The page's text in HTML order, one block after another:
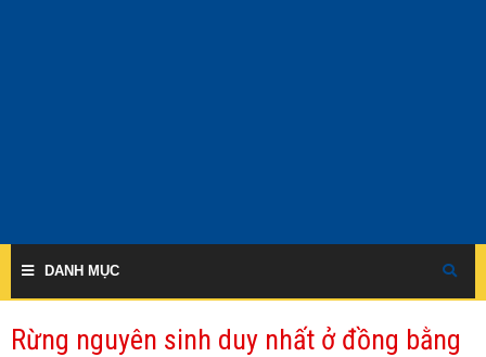
DANH MỤC
Rừng nguyên sinh duy nhất ở đồng bằng